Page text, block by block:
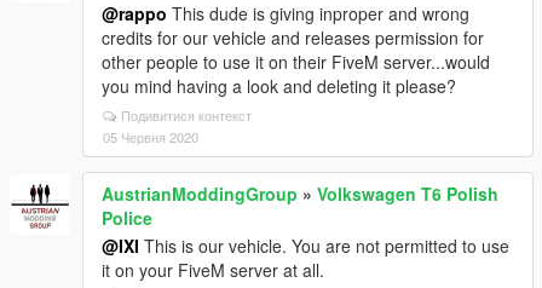
@rappo This dude is giving inproper and wrong
credits for our vehicle and releases permission for
other people to use it on their FiveM server...would
you mind having a look and deleting it please?
Подивитися контекст
05 Червня 2020
AustrianModdingGroup » Volkswagen T6 Polish
Police
@IXI This is our vehicle. You are not permitted to use
it on your FiveM server at all.